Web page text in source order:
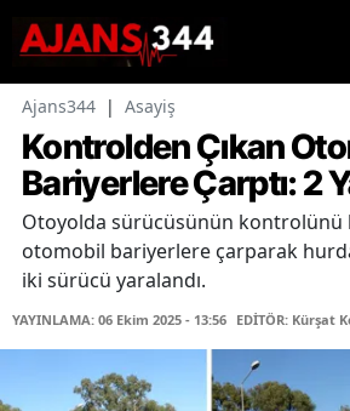
Ajans344 | Asayiş
Kontrolden Çıkan
Bariyerlere Çarptı: 2
Otoyolda sürücüsünün kontrolünü
otomobil bariyerlere çarparak
iki sürücü yaralandı.
YAYINLAMA: 06 Ekim 2025 - 13:56 EDİTÖR: Kürşat